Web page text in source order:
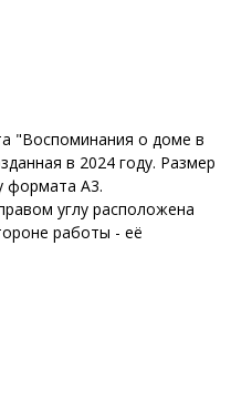
"Воспоминания о доме в
в 2024 году. Размер
формата А3.
углу расположена
работы - её